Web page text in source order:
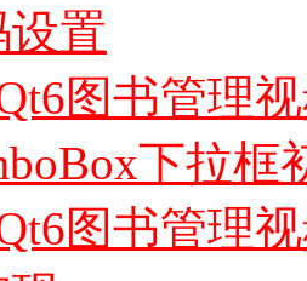
置
图书管理
下拉框
图书管理